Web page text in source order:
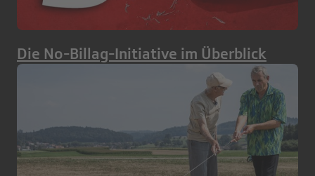
Die No-Billag-Initiative im Überblick